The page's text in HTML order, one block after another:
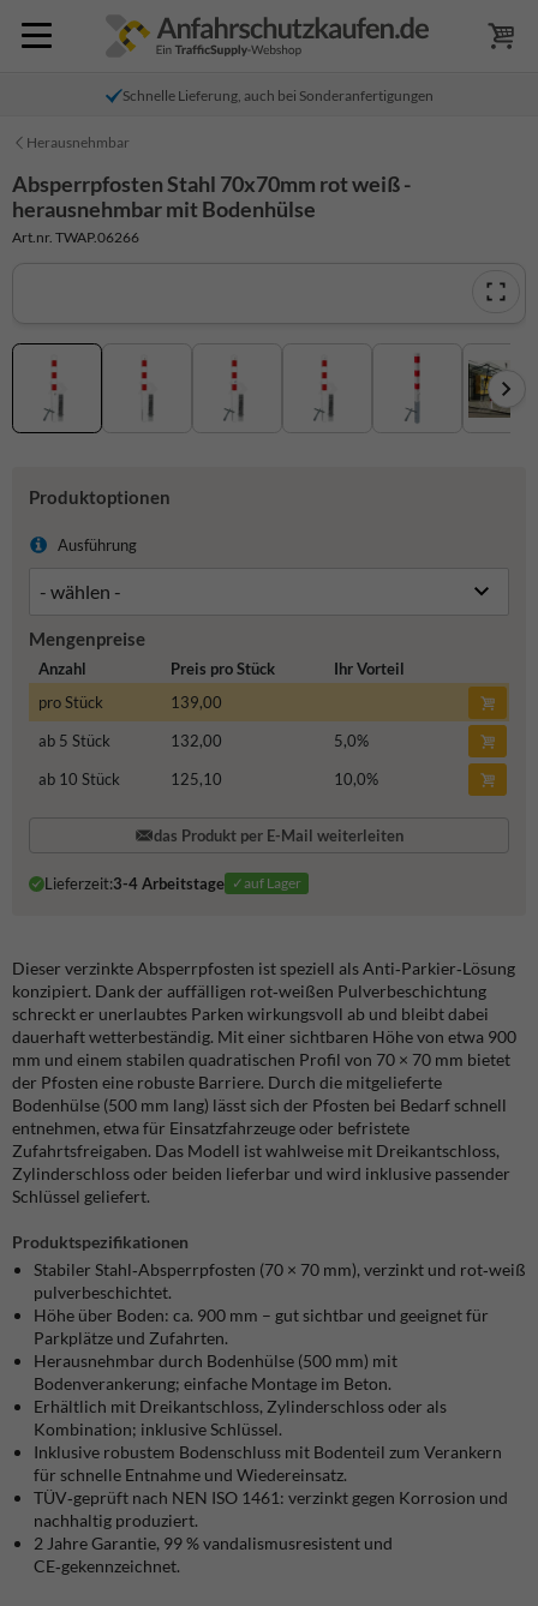
Schnelle Lieferung, auch bei Sonderanfertigungen
Herausnehmbar
Absperrpfosten Stahl 70x70mm rot weiß -
herausnehmbar mit Bodenhülse
Art.nr. TWAP.06266
Produktoptionen
Ausführung
Mengenpreise
Anzahl Preis pro Stück
Ihr Vorteil
pro Stück
139,00
ab 5 Stück
132,00 5,0%
ab 10 Stück
125,10 10,0%
das Produkt per E-Mail weiterleiten
Lieferzeit:3-4 Arbeitstage ✓auf Lager
Dieser verzinkte Absperrpfosten ist speziell als Anti‑Parkier‑Lösung
konzipiert. Dank der auffälligen rot‑weißen Pulverbeschichtung
schreckt er unerlaubtes Parken wirkungsvoll ab und bleibt dabei
dauerhaft wetterbeständig. Mit einer sichtbaren Höhe von etwa 900
mm und einem stabilen quadratischen Profil von 70 × 70 mm bietet
der Pfosten eine robuste Barriere. Durch die mitgelieferte
Bodenhülse (500 mm lang) lässt sich der Pfosten bei Bedarf schnell
entnehmen, etwa für Einsatzfahrzeuge oder befristete
Zufahrtsfreigaben. Das Modell ist wahlweise mit Dreikantschloss,
Zylinderschloss oder beiden lieferbar und wird inklusive passender
Schlüssel geliefert.
Produktspezifikationen
Stabiler Stahl‑Absperrpfosten (70 × 70 mm), verzinkt und rot‑weiß
pulverbeschichtet.
Höhe über Boden: ca. 900 mm – gut sichtbar und geeignet für
Parkplätze und Zufahrten.
Herausnehmbar durch Bodenhülse (500 mm) mit
Bodenverankerung; einfache Montage im Beton.
Erhältlich mit Dreikantschloss, Zylinderschloss oder als
Kombination; inklusive Schlüssel.
Inklusive robustem Bodenschluss mit Bodenteil zum Verankern
für schnelle Entnahme und Wiedereinsatz.
TÜV‑geprüft nach NEN ISO 1461: verzinkt gegen Korrosion und
nachhaltig produziert.
2 Jahre Garantie, 99 % vandalismusresistent und
CE‑gekennzeichnet.